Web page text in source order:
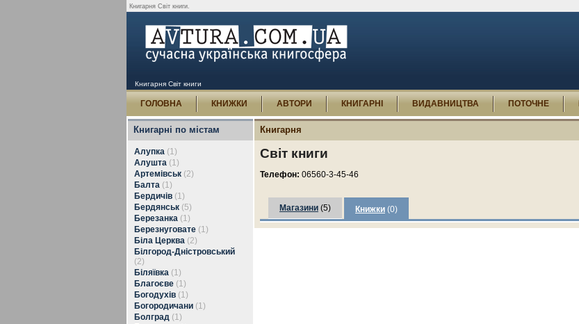
Книгарня Світ книги.
Книгарня Світ книги
ГОЛОВНА КНИЖКИ АВТОРИ КНИГАРНІ ВИДАВНИЦТВА ПОТОЧНЕ
Книгарні по містам
Алупка (1)
Алушта (1)
Артемівськ (2)
Балта (1)
Бердичів (1)
Бердянськ (5)
Березанка (1)
Березнуговате (1)
Біла Церква (2)
Білгород-Дністровський
(2)
Біляївка (1)
Благоєве (1)
Богодухів (1)
Богородичани (1)
Болград (1)
Книгарня
Світ книги
Телефон: 06560-3-45-46
Магазини (5) Книжки (0)